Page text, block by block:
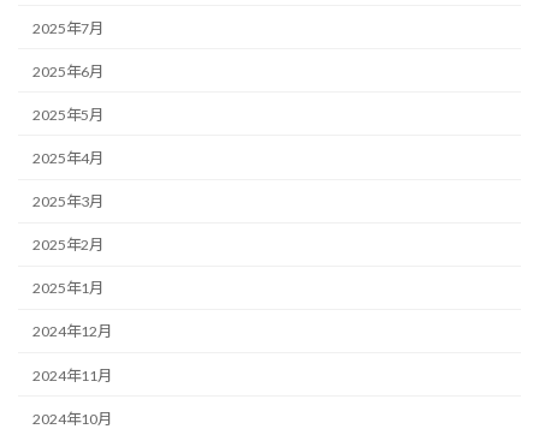
2025年7月
2025年6月
2025年5月
2025年4月
2025年3月
2025年2月
2025年1月
2024年12月
2024年11月
2024年10月